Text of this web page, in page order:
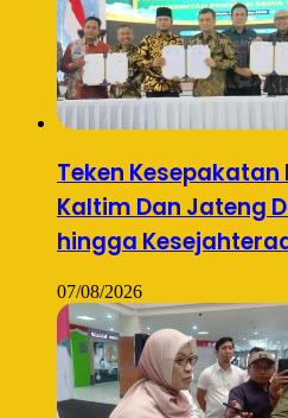
Teken
Kaltim Dan Jateng
hingga
07/08/2026